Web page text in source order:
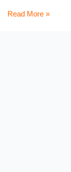
Nesbo
Read More »